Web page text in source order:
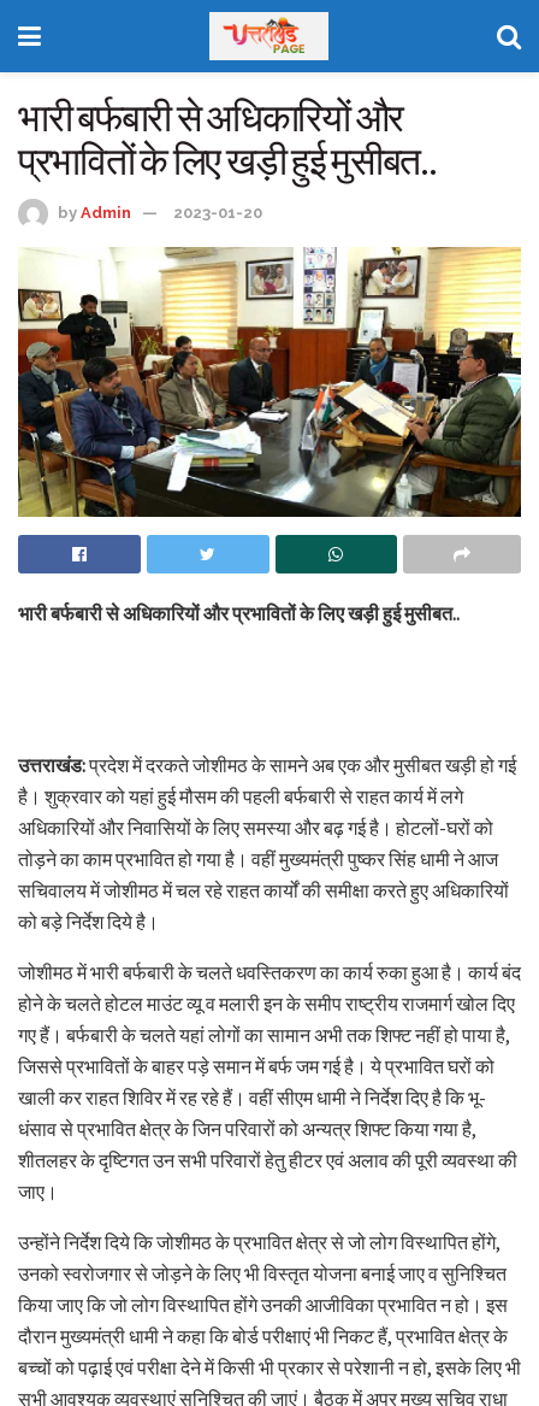
भारी बर्फबारी से अधिकारियों और
प्रभावितों के लिए खड़ी हुई मुसीबत..
by Admin 2023-01-20
भारी बर्फबारी से अधिकारियों और प्रभावितों के लिए खड़ी हुई मुसीबत..
उत्तराखंड:प्रदेश में दरकते जोशीमठ के सामने अब एक और मुसीबत खड़ी हो गई
है। शुक्रवार को यहां हुई मौसम की पहली बर्फबारी से राहत कार्य में लगे
अधिकारियों और निवासियों के लिए समस्या और बढ़ गई है। होटलों-घरों को
तोड़ने का काम प्रभावित हो गया है। वहीं मुख्यमंत्री पुष्कर सिंह धामी ने आज
सचिवालय में जोशीमठ में चल रहे राहत कार्यों की समीक्षा करते हुए अधिकारियों
को बड़े निर्देश दिये है।
जोशीमठ में भारी बर्फबारी के चलते धवस्तिकरण का कार्य रुका हुआ है। कार्य बंद
होने के चलते होटल माउंट व्यू व मलारी इन के समीप राष्ट्रीय राजमार्ग खोल दिए
गए हैं। बर्फबारी के चलते यहां लोगों का सामान अभी तक शिफ्ट नहीं हो पाया है,
जिससे प्रभावितों के बाहर पड़े समान में बर्फ जम गई है। ये प्रभावित घरों को
खाली कर राहत शिविर में रह रहे हैं। वहीं सीएम धामी ने निर्देश दिए है कि भू-
धंसाव से प्रभावित क्षेत्र के जिन परिवारों को अन्यत्र शिफ्ट किया गया है,
शीतलहर के दृष्टिगत उन सभी परिवारों हेतु हीटर एवं अलाव की पूरी व्यवस्था की
जाए।
उन्होंने निर्देश दिये कि जोशीमठ के प्रभावित क्षेत्र से जो लोग विस्थापित होंगे,
उनको स्वरोजगार से जोड़ने के लिए भी विस्तृत योजना बनाई जाए व सुनिश्चित
किया जाए कि जो लोग विस्थापित होंगे उनकी आजीविका प्रभावित न हो। इस
दौरान मुख्यमंत्री धामी ने कहा कि बोर्ड परीक्षाएं भी निकट हैं, प्रभावित क्षेत्र के
बच्चों को पढ़ाई एवं परीक्षा देने में किसी भी प्रकार से परेशानी न हो, इसके लिए भी
सभी आवश्यक व्यवस्थाएं सुनिश्चित की जाएं। बैठक में अपर मुख्य सचिव राधा